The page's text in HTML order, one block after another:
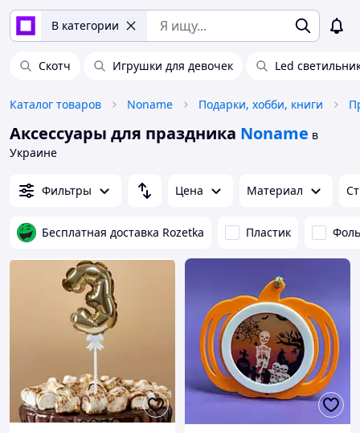
В категории
Скотч Игрушки для девочек Led
Каталог товаров Noname Подарки, хобби, книги
Аксессуары для праздника Noname в
Украине
Фильтры Цена Материал
Бесплатная доставка Rozetka Пластик